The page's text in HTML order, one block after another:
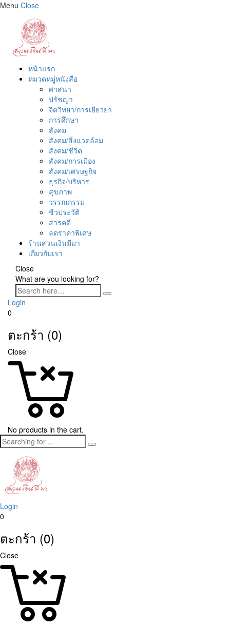
Menu Close
หน้าแรก
หมวดหมู่หนังสือ
ศาสนา
ปรัชญา
จิตวิทยา/การเยียวยา
การศึกษา
สังคม
สังคม/สิ่งแวดล้อม
สังคม/ชีวิต
สังคม/การเมือง
สังคม/เศรษฐกิจ
ธุรกิจ/บริหาร
สุขภาพ
วรรณกรรม
ชีวประวัติ
สารคดี
ลดราคาพิเศษ
ร้านสวนเงินมีมา
เกี่ยวกับเรา
Close
What are you looking for?
Login
0
ตะกร้า (0)
Close
No products in the cart.
Login
0
ตะกร้า (0)
Close